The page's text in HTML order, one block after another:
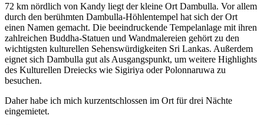
72 km nördlich von Kandy liegt der kleine Ort Dambulla. Vor allem
durch den berühmten Dambulla-Höhlentempel hat sich der Ort
einen Namen gemacht. Die beeindruckende Tempelanlage mit ihren
zahlreichen Buddha-Statuen und Wandmalereien gehört zu den
wichtigsten kulturellen Sehenswürdigkeiten Sri Lankas. Außerdem
eignet sich Dambulla gut als Ausgangspunkt, um weitere Highlights
des Kulturellen Dreiecks wie Sigiriya oder Polonnaruwa zu
besuchen.
Daher habe ich mich kurzentschlossen im Ort für drei Nächte
eingemietet.